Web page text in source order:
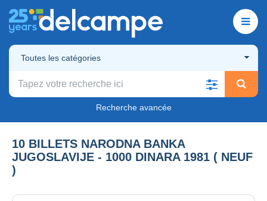
Toutes les catégories
Recherche avancée
10 BILLETS NARODNA BANKA
JUGOSLAVIJE - 1000 DINARA 1981 ( NEUF
)